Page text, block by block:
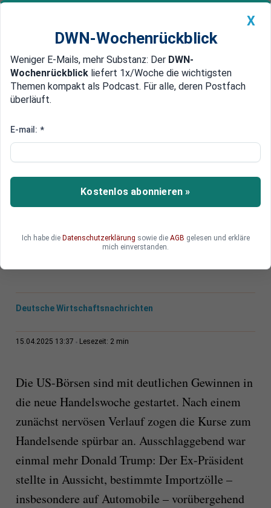
Newsticker MEIN DWN: Geldanlage Premium
Edelmetalle DWN-Magazin China
Wall Street im Aufwind: Trumps
– vorerst
Trump gibt vorübergehend nach – Märkte atmen
auf. Doch die Reaktion auf seine Zollpolitik zeigt:
enger, als sie selbst glaubt. Die Kapitalmärkte
diktieren zunehmend das Tempo.
Deutsche Wirtschaftsnachrichten
15.04.2025 13:37 Lesezeit: 2 min
Die US-Börsen sind mit deutlichen Gewinnen in
die neue Handelswoche gestartet. Nach einem
zunächst nervösen Verlauf zogen die Kurse zum
Handelsende spürbar an. Ausschlaggebend war
einmal mehr Donald Trump: Der Ex-Präsident
stellte in Aussicht, bestimmte Importzölle –
insbesondere auf Automobile – vorübergehend
X
DWN-Wochenrückblick
Weniger E-Mails, mehr Substanz: Der DWN-
Wochenrückblick liefert 1x/Woche die wichtigsten
Themen kompakt als Podcast. Für alle, deren Postfach
überläuft.
E-mail: *
Kostenlos abonnieren »
Ich habe die Datenschutzerklärung sowie die AGB gelesen und erkläre
mich einverstanden.